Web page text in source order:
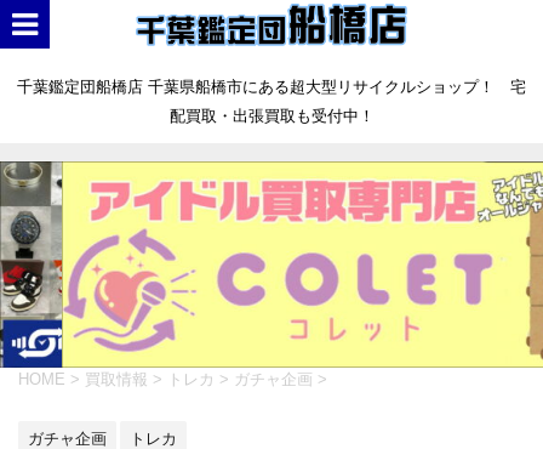
千葉鑑定団船橋店 千葉県船橋市にある超大型リサイクルショップ！ 宅
配買取・出張買取も受付中！
HOME > 買取情報 > トレカ > ガチャ企画 >
ガチャ企画 トレカ